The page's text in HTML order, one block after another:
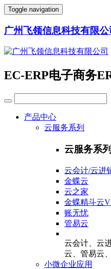
Toggle navigation
广州飞领信息科技有限公
EC-ERP电子商务
产品中心
云服务系列
云服务系列
云会计/云进
金蝶云
云之家
金蝶精斗云
账无忧
管易云
云会计、云
云、管易云
小微企业应用